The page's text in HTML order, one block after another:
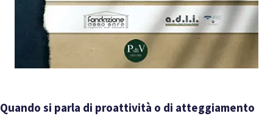
Quando si parla di proattività o di atteggiamento